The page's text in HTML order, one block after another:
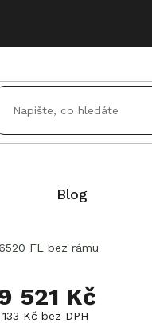
Blog
FL bez rámu
521 Kč
133 Kč bez DPH